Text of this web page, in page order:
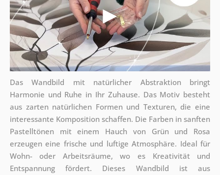
Das Wandbild mit natürlicher Abstraktion bringt
Harmonie und Ruhe in Ihr Zuhause. Das Motiv besteht
aus zarten natürlichen Formen und Texturen, die eine
interessante Komposition schaffen. Die Farben in sanften
Pastelltönen mit einem Hauch von Grün und Rosa
erzeugen eine frische und luftige Atmosphäre. Ideal für
Wohn- oder Arbeitsräume, wo es Kreativität und
Entspannung fördert. Dieses Wandbild ist aus